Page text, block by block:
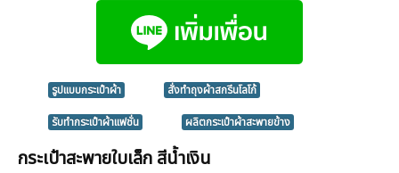
รูปแบบกระเป๋าผ้า
สั่งทำถุงผ้าสกรีนโลโก้
รับทำกระเป๋าผ้าแฟชั่น
ผลิตกระเป๋าผ้าสะพายข้าง
กระเป๋าสะพายใบเล็ก สีน้ำเงิน